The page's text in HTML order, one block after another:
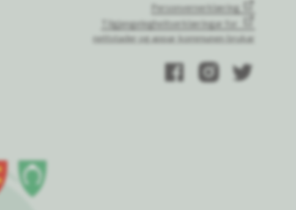
Personvernerklæring
Tilgjengelegheitserklæringar for
nettstader og appar kommunen brukar